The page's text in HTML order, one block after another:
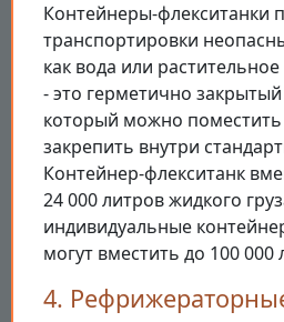
Контейнеры-флекситанки
транспортировки
как вода или
- это герметично
который можно
закрепить внутри
Контейнер-флекситанк
24 000 литров жидкого
индивидуальные
могут вместить до 100 000
4.